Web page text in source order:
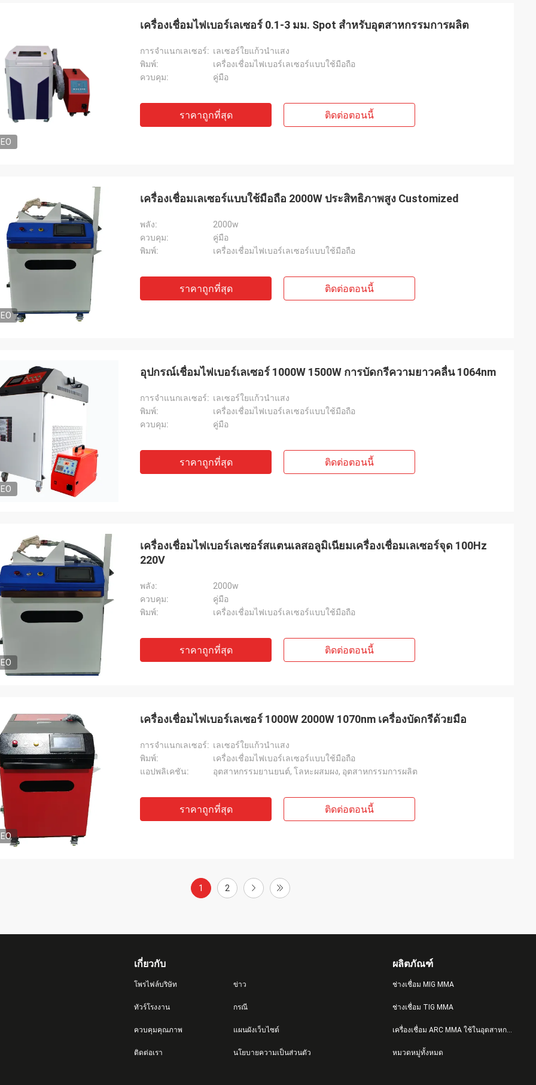
เครื่องเชื่อมไฟเบอร์เลเซอร์ 0.1-3 มม. Spot สำหรับอุตสาหกรรมการผลิต
การจำแนกเลเซอร์: เลเซอร์ใยแก้วนำแสง
พิมพ์:
เครื่องเชื่อมไฟเบอร์เลเซอร์แบบใช้มือถือ
ควบคุม:
คู่มือ
ราคาถูกที่สุด ติดต่อตอนนี้
เครื่องเชื่อมเลเซอร์แบบใช้มือถือ 2000W ประสิทธิภาพสูง Customized
พลัง:
2000w
ควบคุม:
คู่มือ
พิมพ์:
เครื่องเชื่อมไฟเบอร์เลเซอร์แบบใช้มือถือ
ราคาถูกที่สุด ติดต่อตอนนี้
อุปกรณ์เชื่อมไฟเบอร์เลเซอร์ 1000W 1500W การบัดกรีความยาวคลื่น 1064nm
การจำแนกเลเซอร์: เลเซอร์ใยแก้วนำแสง
พิมพ์:
เครื่องเชื่อมไฟเบอร์เลเซอร์แบบใช้มือถือ
ควบคุม:
คู่มือ
ราคาถูกที่สุด ติดต่อตอนนี้
เครื่องเชื่อมไฟเบอร์เลเซอร์สแตนเลสอลูมิเนียมเครื่องเชื่อมเลเซอร์จุด 100Hz
220V
พลัง:
2000w
ควบคุม:
คู่มือ
พิมพ์:
เครื่องเชื่อมไฟเบอร์เลเซอร์แบบใช้มือถือ
ราคาถูกที่สุด ติดต่อตอนนี้
เครื่องเชื่อมไฟเบอร์เลเซอร์ 1000W 2000W 1070nm เครื่องบัดกรีด้วยมือ
การจำแนกเลเซอร์: เลเซอร์ใยแก้วนำแสง
พิมพ์:
เครื่องเชื่อมไฟเบอร์เลเซอร์แบบใช้มือถือ
แอปพลิเคชัน:
อุตสาหกรรมยานยนต์, โลหะผสมผง, อุตสาหกรรมการผลิต
ราคาถูกที่สุด ติดต่อตอนนี้
1 2
เกี่ยวกับ
โพรไฟล์บริษัท
ทัวร์โรงงาน
ควบคุมคุณภาพ
ติดต่อเรา
ข่าว
กรณี
แผนผังเว็บไซต์
นโยบายความเป็นส่วนตัว
ผลิตภัณฑ์
ช่างเชื่อม MIG MMA
ช่างเชื่อม TIG MMA
เครื่องเชื่อม ARC MMA ใช้ในอุตสาหกรรม
หมวดหมู่ทั้งหมด